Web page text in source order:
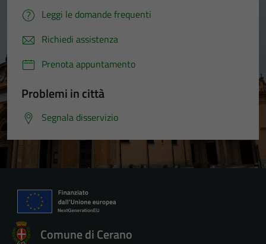
Leggi le domande frequenti
Richiedi assistenza
Prenota appuntamento
Problemi in città
Segnala disservizio
Comune di Cerano